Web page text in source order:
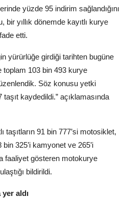
yüzde 95 indirim sağlandığını
bir yıllık dönemde kayıtlı kurye
etti.
yürürlüğe girdiği tarihten bugüne
toplam 103 bin 493 kurye
Söz konusu yetki
kaydedildi.” açıklamasında
taşıtların 91 bin 777’si motosiklet,
325’i kamyonet ve 265’i
faaliyet gösteren motokurye
bildirildi.
aldı